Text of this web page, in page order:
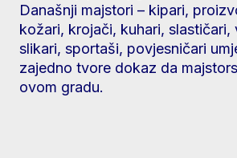
Današnji majstori – kipari,
kožari, krojači, kuhari, slastičari,
slikari, sportaši, povjesničari
zajedno tvore dokaz da
ovom gradu.